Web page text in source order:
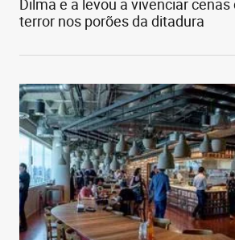
terror nos porões da ditadura